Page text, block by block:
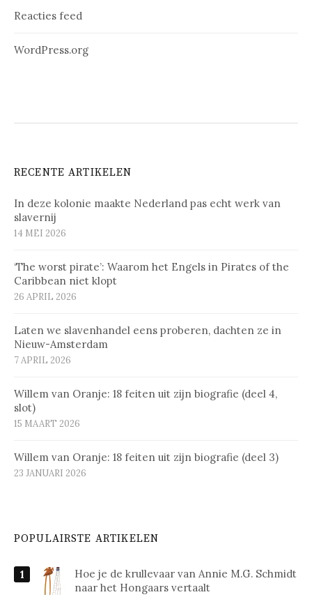
Reacties feed
WordPress.org
RECENTE ARTIKELEN
In deze kolonie maakte Nederland pas echt werk van
slavernij
14 MEI 2026
‘The worst pirate’: Waarom het Engels in Pirates of the
Caribbean niet klopt
26 APRIL 2026
Laten we slavenhandel eens proberen, dachten ze in
Nieuw-Amsterdam
7 APRIL 2026
Willem van Oranje: 18 feiten uit zijn biografie (deel 4,
slot)
15 MAART 2026
Willem van Oranje: 18 feiten uit zijn biografie (deel 3)
23 JANUARI 2026
POPULAIRSTE ARTIKELEN
Hoe je de krullevaar van Annie M.G. Schmidt
naar het Hongaars vertaalt